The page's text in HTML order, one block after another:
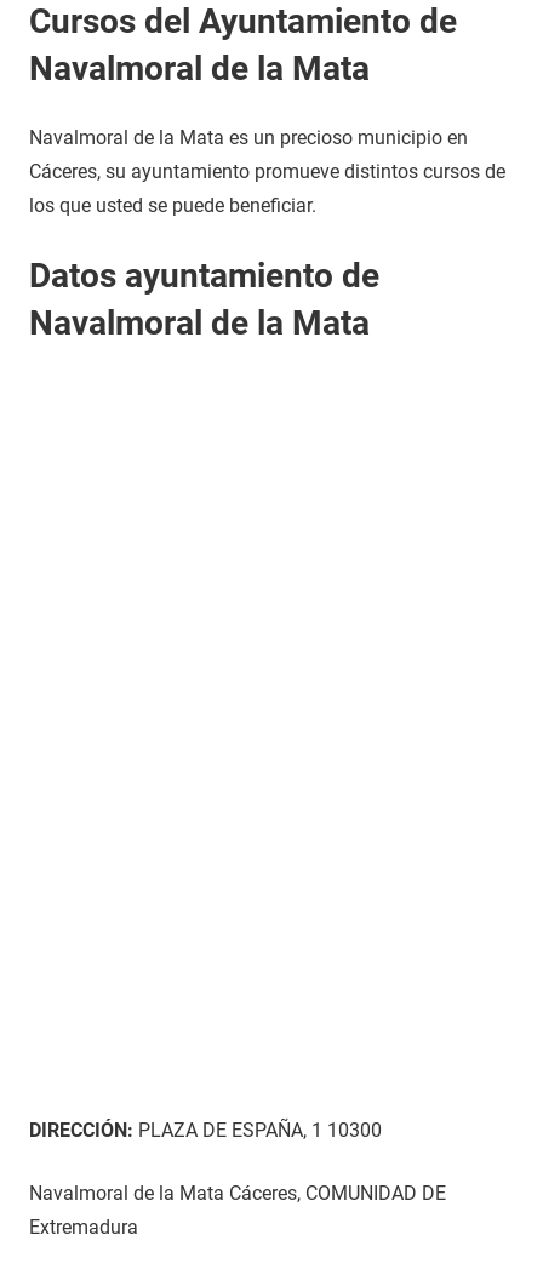
Cursos del Ayuntamiento de
Navalmoral de la Mata
Navalmoral de la Mata es un precioso municipio en
Cáceres, su ayuntamiento promueve distintos cursos de
los que usted se puede beneficiar.
Datos ayuntamiento de
Navalmoral de la Mata
DIRECCIÓN: PLAZA DE ESPAÑA, 1 10300
Navalmoral de la Mata Cáceres, COMUNIDAD DE
Extremadura